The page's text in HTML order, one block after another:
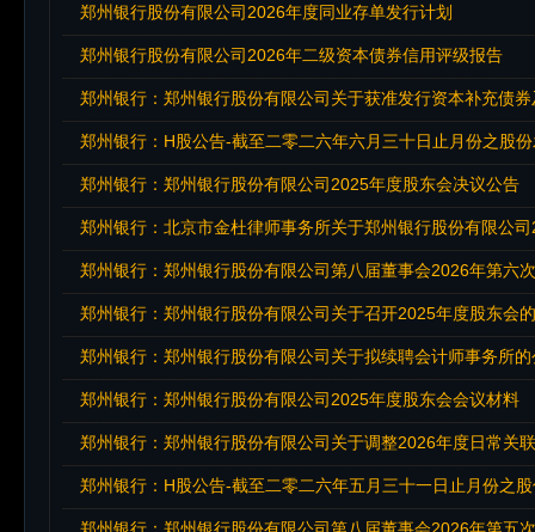
郑州银行股份有限公司2026年度同业存单发行计划
郑州银行股份有限公司2026年二级资本债券信用评级报告
郑州银行：郑州银行股份有限公司关于获准发行资本补充债
郑州银行：H股公告-截至二零二六年六月三十日止月份之股
郑州银行：郑州银行股份有限公司2025年度股东会决议公告
郑州银行：北京市金杜律师事务所关于郑州银行股份有限公
郑州银行：郑州银行股份有限公司第八届董事会2026年第六
郑州银行：郑州银行股份有限公司关于召开2025年度股东会
郑州银行：郑州银行股份有限公司关于拟续聘会计师事务所的
郑州银行：郑州银行股份有限公司2025年度股东会会议材料
郑州银行：郑州银行股份有限公司关于调整2026年度日常关
郑州银行：H股公告-截至二零二六年五月三十一日止月份之